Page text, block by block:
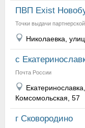
ПВП Exist
Точки выдачи
Николаевка,
с
Почта России
Комсомольская, 57
г Сковородино